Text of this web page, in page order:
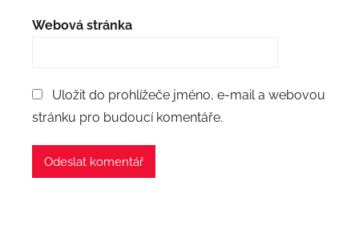
Webová stránka
Uložit do prohlížeče jméno, e-mail a webovou
stránku pro budoucí komentáře.